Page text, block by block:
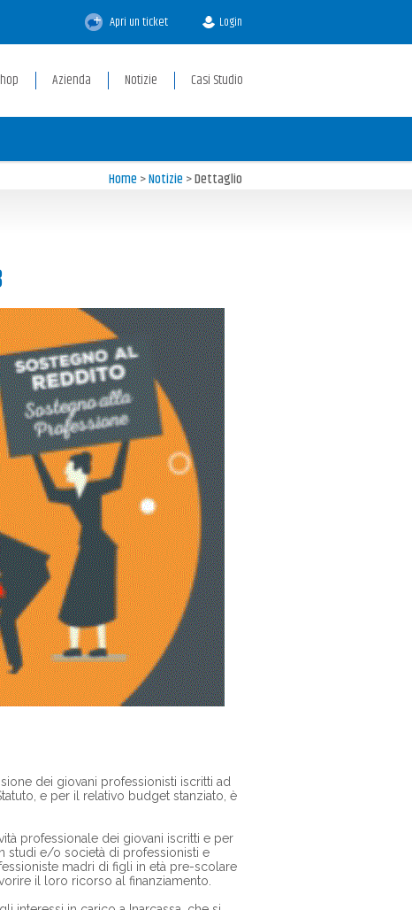
Apri un ticket Login
Azienda Notizie Casi Studio
Home>Notizie>Dettaglio
dei giovani professionisti iscritti ad
e per il relativo budget stanziato, è
professionale dei giovani iscritti e per
studi e/o società di professionisti e
madri di figli in età pre-scolare
il loro ricorso al finanziamento.